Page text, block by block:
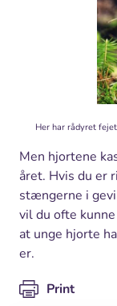
Her har rådyret
Men hjortene
året. Hvis du er
stængerne i
vil du ofte
at unge hjorte
er.
Print